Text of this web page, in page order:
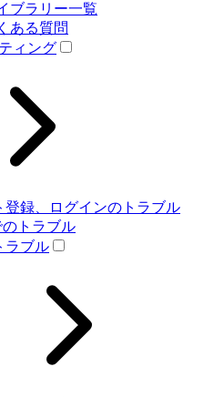
ブラリー一覧
ある質問
ィング
登録、ログインのトラブル
トラブル
ラブル